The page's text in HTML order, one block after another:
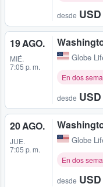
desde
19 AGO.
MIÉ.
7:05 p. m.
Globe
En dos
desde
20 AGO.
JUE.
7:05 p. m.
Globe
En dos
desde